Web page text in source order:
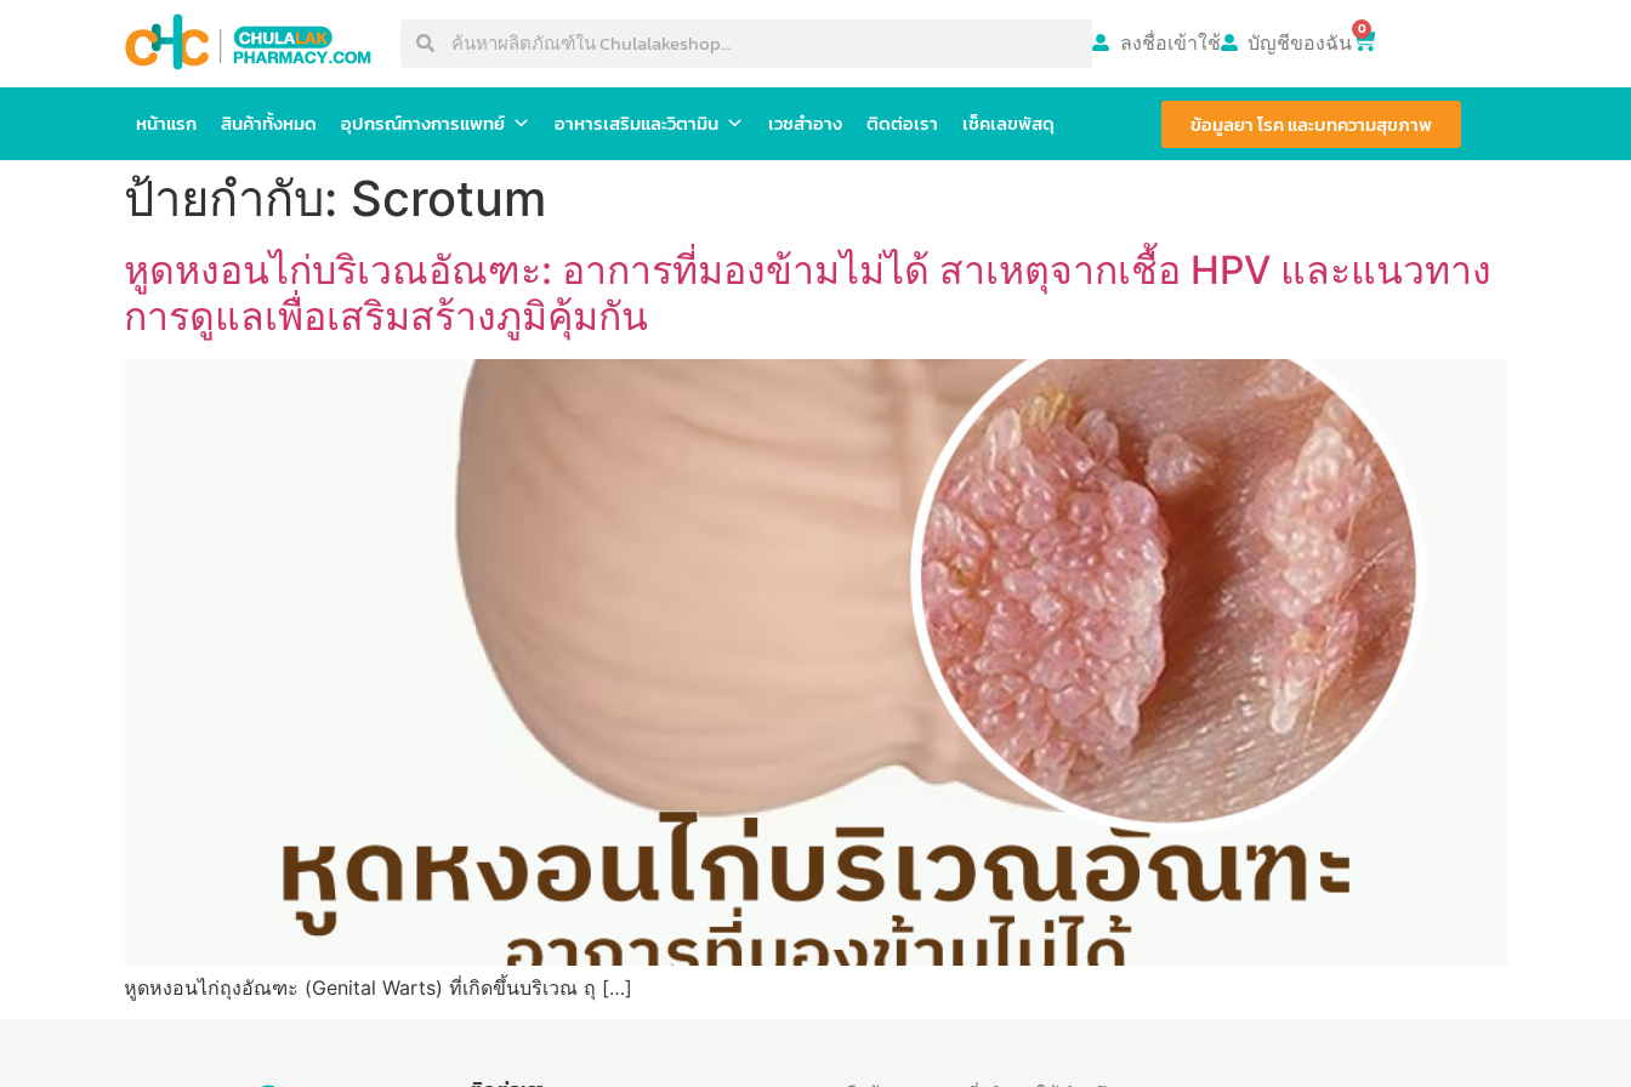
ลงชื่อเข้าใช้ บัญชีของฉัน 0
หน้าแรก สินค้าทั้งหมด อุปกรณ์ทางการแพทย์ อาหารเสริมและวิตามิน เวชสำอาง ติดต่อเรา เช็คเลขพัสดุ ข้อมูลยา โรค และบทความสุขภาพ
ป้ายกำกับ: Scrotum
หูดหงอนไก่บริเวณอัณฑะ: อาการที่มองข้ามไม่ได้ สาเหตุจากเชื้อ HPV และแนวทาง
การดูแลเพื่อเสริมสร้างภูมิคุ้มกัน
หูดหงอนไก่ถุงอัณฑะ (Genital Warts) ที่เกิดขึ้นบริเวณ ถุ […]